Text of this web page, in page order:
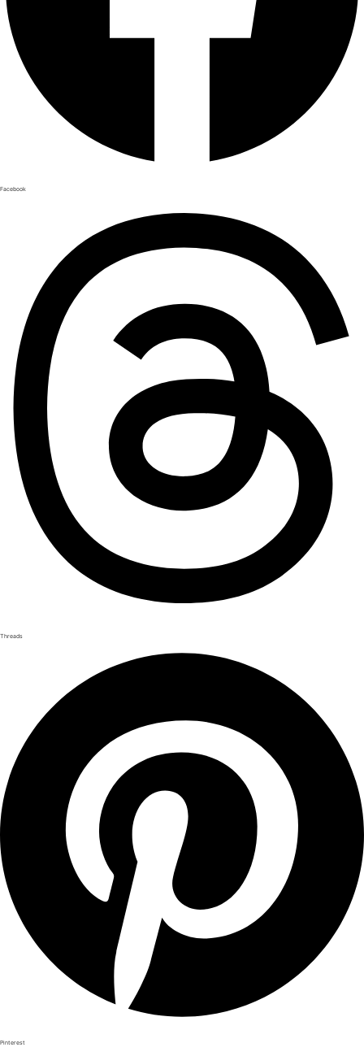
Facebook
Threads
Pinterest